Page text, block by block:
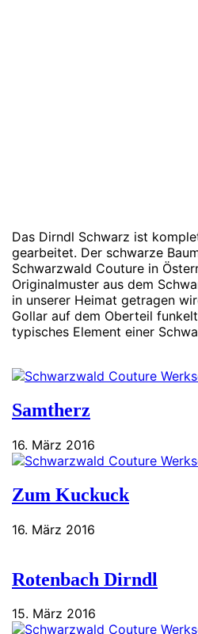
Das Dirndl Schwarz ist
gearbeitet. Der schwarze
Schwarzwald Couture in
Originalmuster aus dem
in unserer Heimat getragen
Gollar auf dem Oberteil
typisches Element einer
Samtherz
16. März 2016
Zum Kuckuck
16. März 2016
Rotenbach Dirndl
15. März 2016